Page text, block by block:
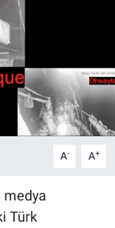
A- A+
medya
Türk